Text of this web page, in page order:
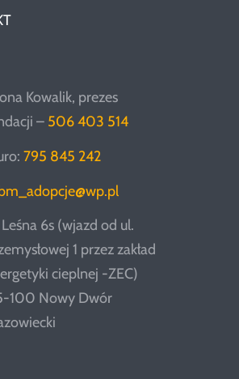
Kowalik, prezes
– 506 403 514
795 845 242
6s (wjazd od ul.
1 przez zakład
cieplnej -ZEC)
100 Nowy Dwór